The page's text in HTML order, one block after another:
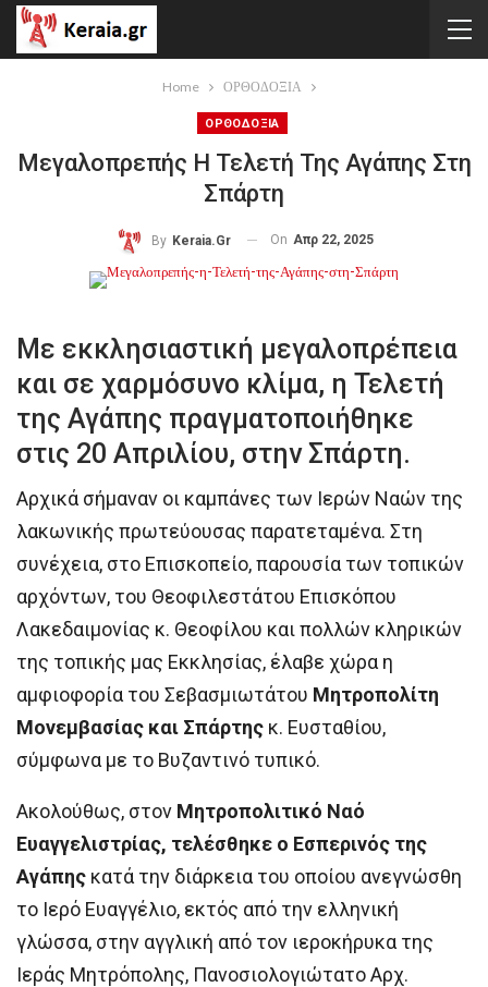
Home ΟΡΘΟΔΟΞΙΑ
ΟΡΘΟΔΟΞΙΑ
Μεγαλοπρεπής Η Τελετή Της Αγάπης Στη
Σπάρτη
By Keraia.gr On Απρ 22, 2025
Με εκκλησιαστική μεγαλοπρέπεια
και σε χαρμόσυνο κλίμα, η Τελετή
της Αγάπης πραγματοποιήθηκε
στις 20 Απριλίου, στην Σπάρτη.
Αρχικά σήμαναν οι καμπάνες των Ιερών Ναών της
λακωνικής πρωτεύουσας παρατεταμένα. Στη
συνέχεια, στο Επισκοπείο, παρουσία των τοπικών
αρχόντων, του Θεοφιλεστάτου Επισκόπου
Λακεδαιμονίας κ. Θεοφίλου και πολλών κληρικών
της τοπικής μας Εκκλησίας, έλαβε χώρα η
αμφιοφορία του Σεβασμιωτάτου Μητροπολίτη
Μονεμβασίας και Σπάρτης κ. Ευσταθίου,
σύμφωνα με το Βυζαντινό τυπικό.
Ακολούθως, στον Μητροπολιτικό Ναό
Ευαγγελιστρίας, τελέσθηκε ο Εσπερινός της
Αγάπης κατά την διάρκεια του οποίου ανεγνώσθη
το Ιερό Ευαγγέλιο, εκτός από την ελληνική
γλώσσα, στην αγγλική από τον ιεροκήρυκα της
Ιεράς Μητρόπολης, Πανοσιολογιώτατο Αρχ.